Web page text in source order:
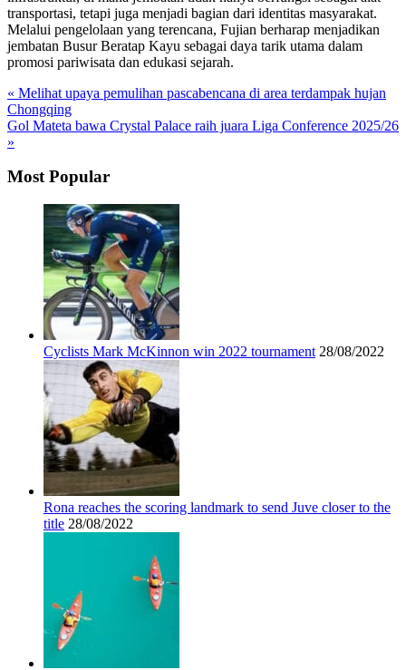
transportasi, tetapi juga menjadi bagian dari identitas masyarakat.
Melalui pengelolaan yang terencana, Fujian berharap menjadikan
jembatan Busur Beratap Kayu sebagai daya tarik utama dalam
promosi pariwisata dan edukasi sejarah.
« Melihat upaya pemulihan pascabencana di area terdampak hujan
Chongqing
Gol Mateta bawa Crystal Palace raih juara Liga Conference 2025/26
»
Most Popular
Cyclists Mark McKinnon win 2022 tournament 28/08/2022
Rona reaches the scoring landmark to send Juve closer to the
title 28/08/2022